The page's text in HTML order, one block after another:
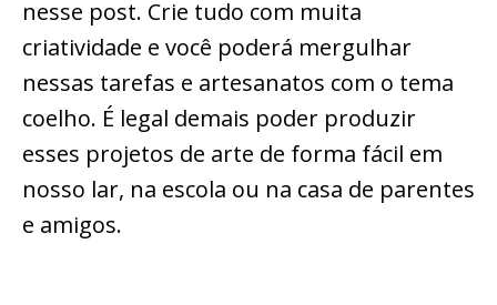
nesse post. Crie tudo com muita
criatividade e você poderá mergulhar
nessas tarefas e artesanatos com o tema
coelho. É legal demais poder produzir
esses projetos de arte de forma fácil em
nosso lar, na escola ou na casa de parentes
e amigos.